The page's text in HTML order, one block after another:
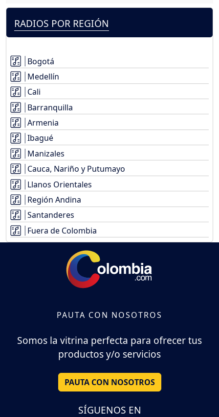
RADIOS POR REGIÓN
Bogotá
Medellín
Cali
Barranquilla
Armenia
Ibagué
Manizales
Cauca, Nariño y Putumayo
Llanos Orientales
Región Andina
Santanderes
Fuera de Colombia
PAUTA CON NOSOTROS
Somos la vitrina perfecta para ofrecer tus
productos y/o servicios
PAUTA CON NOSOTROS
SÍGUENOS EN